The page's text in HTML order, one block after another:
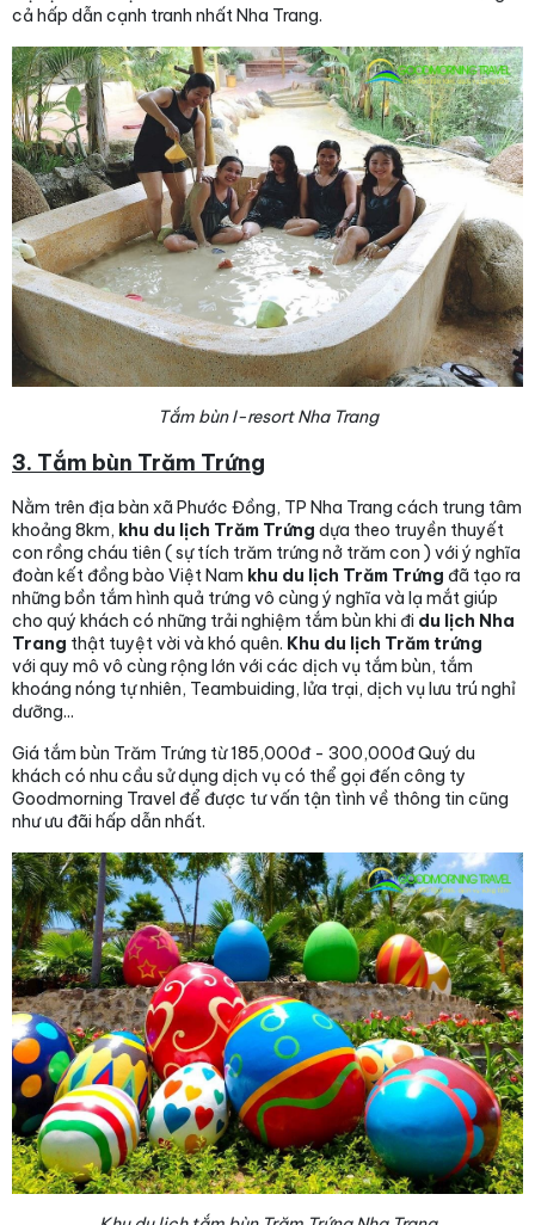
cả hấp dẫn cạnh tranh nhất Nha Trang.
Tắm bùn I-resort Nha Trang
3. Tắm bùn Trăm Trứng
Nằm trên địa bàn xã Phước Đồng, TP Nha Trang cách trung tâm
khoảng 8km, khu du lịch Trăm Trứng dựa theo truyền thuyết
con rồng cháu tiên ( sự tích trăm trứng nở trăm con ) với ý nghĩa
đoàn kết đồng bào Việt Nam khu du lịch Trăm Trứng đã tạo ra
những bồn tắm hình quả trứng vô cùng ý nghĩa và lạ mắt giúp
cho quý khách có những trải nghiệm tắm bùn khi đi du lịch Nha
Trang thật tuyệt vời và khó quên. Khu du lịch Trăm trứng
với quy mô vô cùng rộng lớn với các dịch vụ tắm bùn, tắm
khoáng nóng tự nhiên, Teambuiding, lửa trại, dịch vụ lưu trú nghỉ
dưỡng...
Giá tắm bùn Trăm Trứng từ 185,000đ - 300,000đ Quý du
khách có nhu cầu sử dụng dịch vụ có thể gọi đến công ty
Goodmorning Travel để được tư vấn tận tình về thông tin cũng
như ưu đãi hấp dẫn nhất.